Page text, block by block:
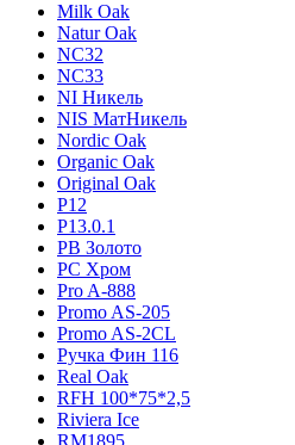
Milk Oak
Natur Oak
NC32
NC33
NI Никель
NIS МатНикель
Nordic Oak
Organic Oak
Original Oak
P12
P13.0.1
PB Золото
PC Хром
Pro A-888
Promo AS-205
Promo AS-2CL
Pучка Фин 116
Real Oak
RFH 100*75*2,5
Riviera Ice
RM1895